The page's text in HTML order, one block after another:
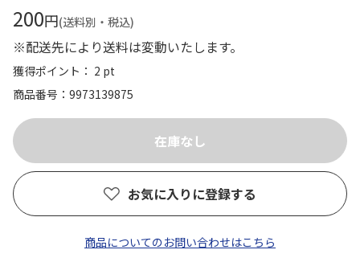
200円(送料別・税込)
※配送先により送料は変動いたします。
獲得ポイント： 2 pt
商品番号
9973139875
お気に入りに登録する
商品についてのお問い合わせはこちら